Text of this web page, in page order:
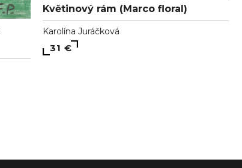
Květinový rám (Marco floral)
Karolína Juráčková
31 €